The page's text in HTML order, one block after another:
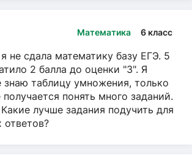
Математика 6 класс
не сдала математику базу ЕГЭ. 5
2 балла до оценки "3". Я
знаю таблицу умножения, только
понять много заданий.
лучше задания подучить для